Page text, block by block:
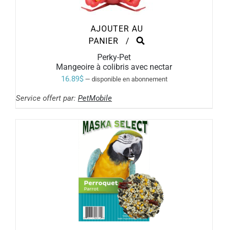
AJOUTER AU
PANIER
/
Perky-Pet
Mangeoire à colibris avec nectar
16.89$ —disponible en abonnement
Service offert par: PetMobile